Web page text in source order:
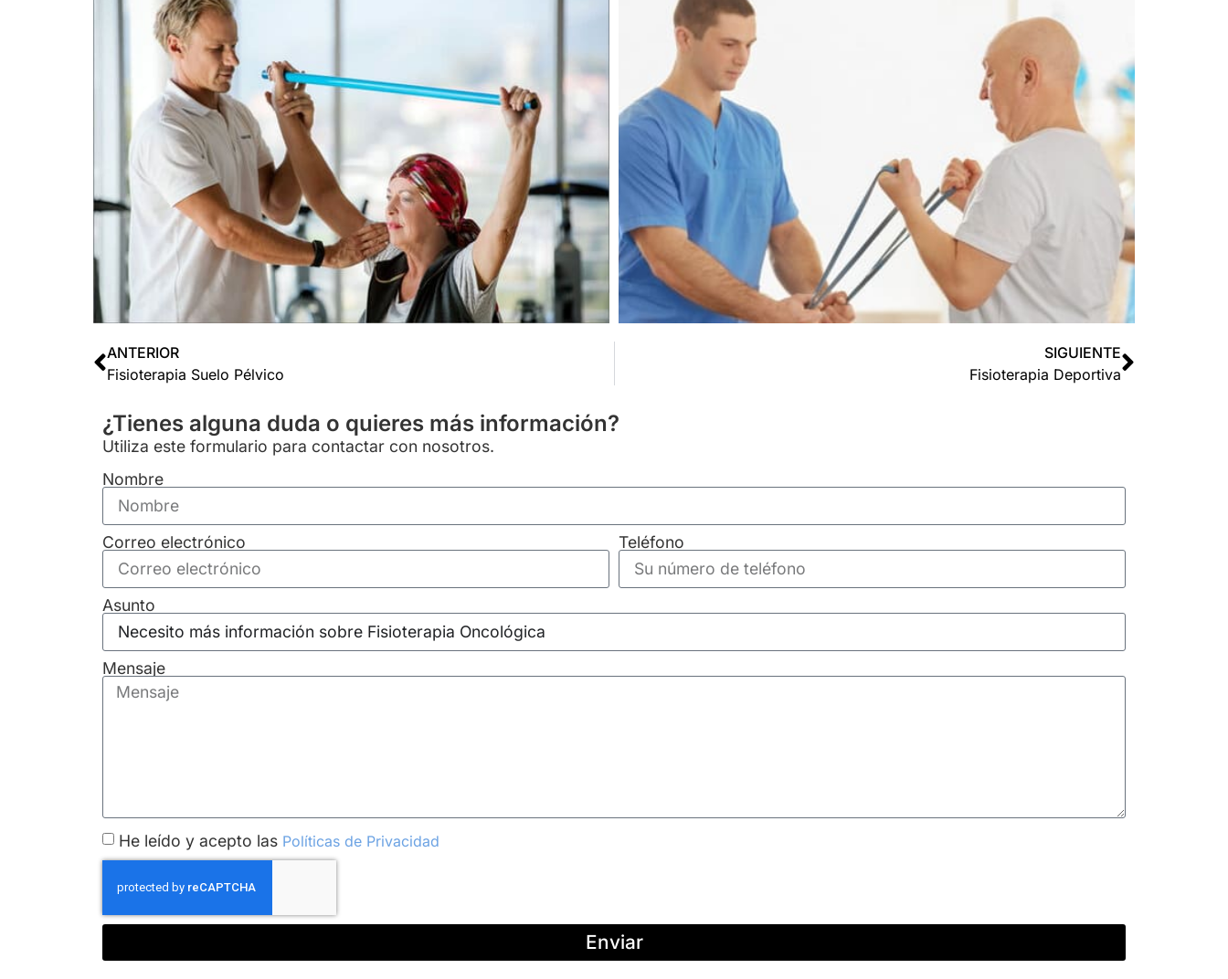
ANTERIOR
Fisioterapia Suelo Pélvico
SIGUIENTE
Fisioterapia Deportiva
¿Tienes alguna duda o quieres más información?
Utiliza este formulario para contactar con nosotros.
Nombre
Correo electrónico Teléfono
Asunto
Mensaje
He leído y acepto las Políticas de Privacidad
Enviar